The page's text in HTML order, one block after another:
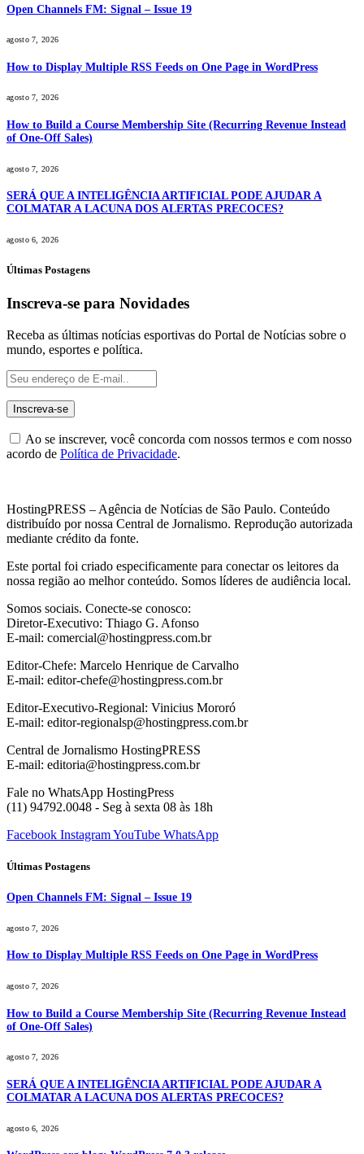
Open Channels FM: Signal – Issue 19
agosto 7, 2026
How to Display Multiple RSS Feeds on One Page in WordPress
agosto 7, 2026
How to Build a Course Membership Site (Recurring Revenue Instead
of One-Off Sales)
agosto 7, 2026
SERÁ QUE A INTELIGÊNCIA ARTIFICIAL PODE AJUDAR A
COLMATAR A LACUNA DOS ALERTAS PRECOCES?
agosto 6, 2026
Últimas Postagens
Inscreva-se para Novidades
Receba as últimas notícias esportivas do Portal de Notícias sobre o
mundo, esportes e política.
Ao se inscrever, você concorda com nossos termos e com nosso
acordo de Política de Privacidade.
HostingPRESS – Agência de Notícias de São Paulo. Conteúdo
distribuído por nossa Central de Jornalismo. Reprodução autorizada
mediante crédito da fonte.
Este portal foi criado especificamente para conectar os leitores da
nossa região ao melhor conteúdo. Somos líderes de audiência local.
Somos sociais. Conecte-se conosco:
Diretor-Executivo: Thiago G. Afonso
E-mail: comercial@hostingpress.com.br
Editor-Chefe: Marcelo Henrique de Carvalho
E-mail: editor-chefe@hostingpress.com.br
Editor-Executivo-Regional: Vinicius Mororó
E-mail: editor-regionalsp@hostingpress.com.br
Central de Jornalismo HostingPRESS
E-mail: editoria@hostingpress.com.br
Fale no WhatsApp HostingPress
(11) 94792.0048 - Seg à sexta 08 às 18h
Facebook InstagramYouTube WhatsApp
Últimas Postagens
Open Channels FM: Signal – Issue 19
agosto 7, 2026
How to Display Multiple RSS Feeds on One Page in WordPress
agosto 7, 2026
How to Build a Course Membership Site (Recurring Revenue Instead
of One-Off Sales)
agosto 7, 2026
SERÁ QUE A INTELIGÊNCIA ARTIFICIAL PODE AJUDAR A
COLMATAR A LACUNA DOS ALERTAS PRECOCES?
agosto 6, 2026